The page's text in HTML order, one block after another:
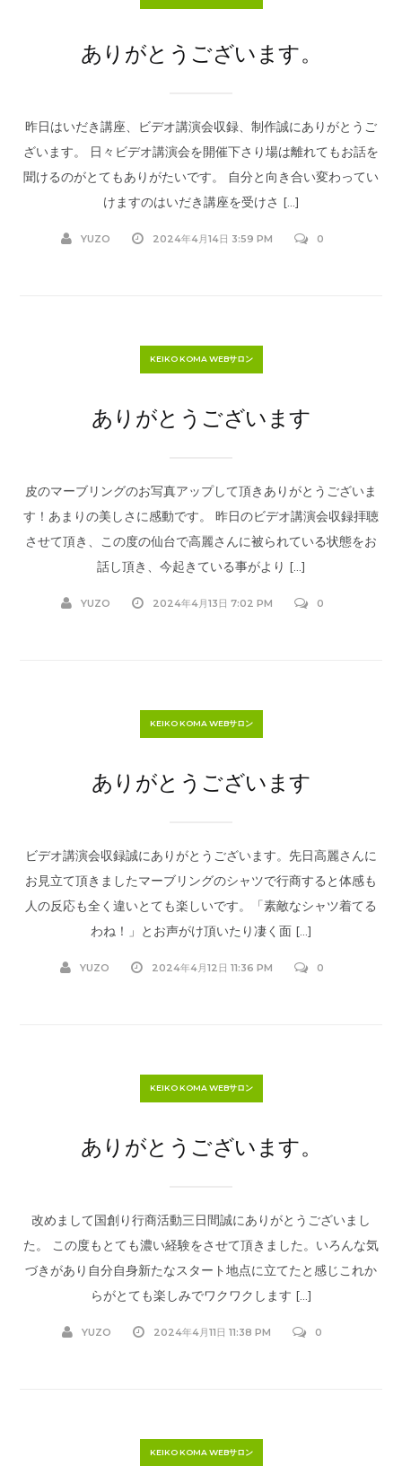
ありがとうございます。
昨日はいだき講座、ビデオ講演会収録、制作誠にありがとうご
ざいます。 日々ビデオ講演会を開催下さり場は離れてもお話を
聞けるのがとてもありがたいです。 自分と向き合い変わってい
けますのはいだき講座を受けさ […]
YUZO 2024年4月14日 3:59 PM 0
KEIKO KOMA WEBサロン
ありがとうございます
皮のマーブリングのお写真アップして頂きありがとうございま
す！あまりの美しさに感動です。 昨日のビデオ講演会収録拝聴
させて頂き、この度の仙台で高麗さんに被られている状態をお
話し頂き、今起きている事がより […]
YUZO 2024年4月13日 7:02 PM 0
KEIKO KOMA WEBサロン
ありがとうございます
ビデオ講演会収録誠にありがとうございます。先日高麗さんに
お見立て頂きましたマーブリングのシャツで行商すると体感も
人の反応も全く違いとても楽しいです。「素敵なシャツ着てる
わね！」とお声がけ頂いたり凄く面 […]
YUZO 2024年4月12日 11:36 PM 0
KEIKO KOMA WEBサロン
ありがとうございます。
改めまして国創り行商活動三日間誠にありがとうございまし
た。 この度もとても濃い経験をさせて頂きました。いろんな気
づきがあり自分自身新たなスタート地点に立てたと感じこれか
らがとても楽しみでワクワクします […]
YUZO 2024年4月11日 11:38 PM 0
KEIKO KOMA WEBサロン